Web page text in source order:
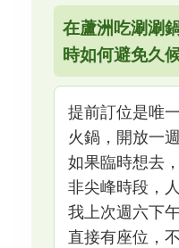
在蘆洲吃涮涮
時如何避免久
提前訂位是唯
火鍋，開放一
如果臨時想去
非尖峰時段，
我上次週六下
直接有座位，不